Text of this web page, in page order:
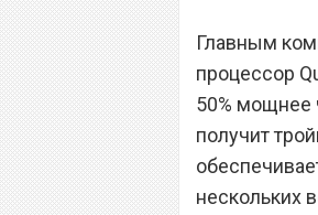
Главным
процессор
50% мощнее
получит
нескольких